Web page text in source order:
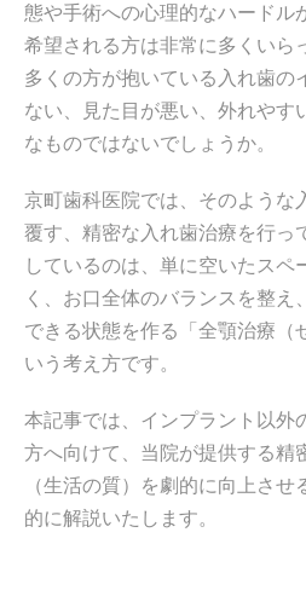
態や手術への心理的なハードル
希望される方は非常に多くいら
多くの方が抱いている入れ歯の
ない、見た目が悪い、外れやす
なものではないでしょうか。
京町歯科医院では、そのような
覆す、精密な入れ歯治療を行っ
しているのは、単に空いたスペ
く、お口全体のバランスを整え
できる状態を作る「全顎治療（
いう考え方です。
本記事では、インプラント以外
方へ向けて、当院が提供する精
（生活の質）を劇的に向上さ
的に解説いたします。